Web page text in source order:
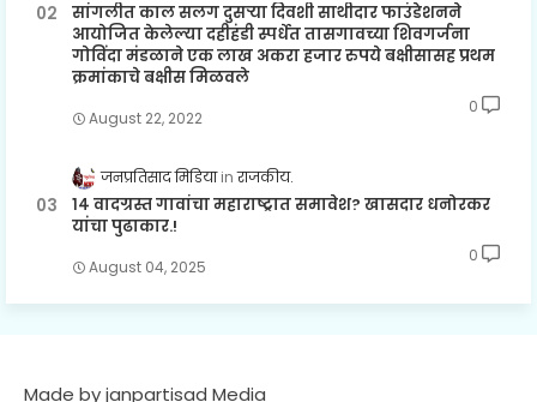
सांगलीत काल सलग दुसऱ्या दिवशी साथीदार फाउंडेशनने
आयोजित केलेल्या दहीहंडी स्पर्धेत तासगावच्या शिवगर्जना
गोविंदा मंडळाने एक लाख अकरा हजार रुपये बक्षीसासह प्रथम
क्रमांकाचे बक्षीस मिळवले
August 22, 2022
0
जनप्रतिसाद मिडिया राजकीय.
१४ वादग्रस्त गावांचा महाराष्ट्रात समावेश? खासदार धनोरकर
यांचा पुढाकार.!
August 04, 2025
0
Made by janpartisad Media